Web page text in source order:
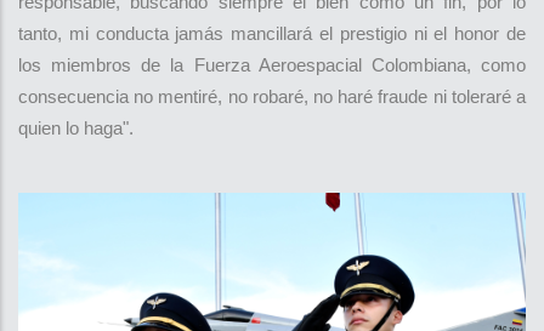
tanto, mi conducta jamás mancillará el prestigio ni el honor de
los miembros de la Fuerza Aeroespacial Colombiana, como
consecuencia no mentiré, no robaré, no haré fraude ni toleraré a
quien lo haga".